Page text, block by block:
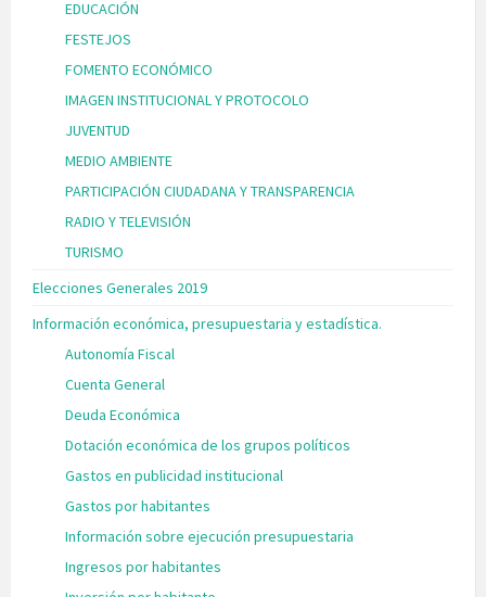
EDUCACIÓN
FESTEJOS
FOMENTO ECONÓMICO
IMAGEN INSTITUCIONAL Y PROTOCOLO
JUVENTUD
MEDIO AMBIENTE
PARTICIPACIÓN CIUDADANA Y TRANSPARENCIA
RADIO Y TELEVISIÓN
TURISMO
Elecciones Generales 2019
Información económica, presupuestaria y estadística.
Autonomía Fiscal
Cuenta General
Deuda Económica
Dotación económica de los grupos políticos
Gastos en publicidad institucional
Gastos por habitantes
Información sobre ejecución presupuestaria
Ingresos por habitantes